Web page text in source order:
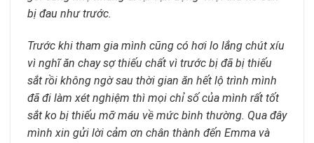
bị đau như trước.
Trước khi tham gia mình cũng có hơi lo lắng chút xíu
vì nghĩ ăn chay sợ thiếu chất vì trước bị đã bị thiếu
sắt rồi không ngờ sau thời gian ăn hết lộ trình mình
đã đi làm xét nghiệm thì mọi chỉ số của mình rất tốt
sắt ko bị thiếu mỡ máu về mức bình thường. Qua đây
mình xin gửi lời cảm ơn chân thành đến Emma và